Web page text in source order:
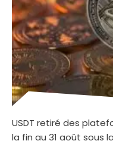
USDT retiré des
la fin au 31 août sous